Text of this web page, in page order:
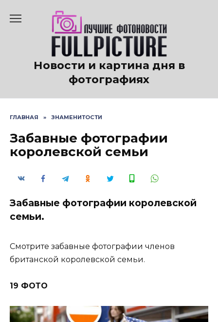
содержанию
Новости и картина дня в
фотографиях
ГЛАВНАЯ » ЗНАМЕНИТОСТИ
Забавные фотографии
королевской семьи
Забавные фотографии королевской
семьи.
Смотрите забавные фотографии членов
британской королевской семьи.
19 ФОТО